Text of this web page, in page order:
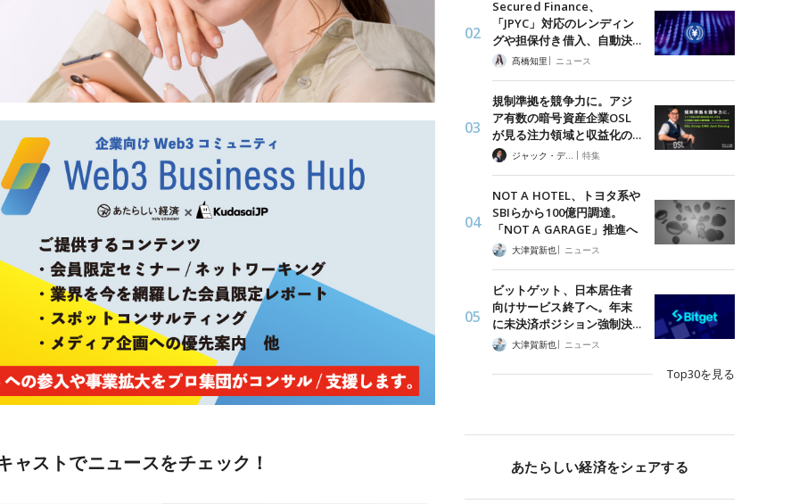
ャストでニュースをチェック！
Secured Finance、
「JPYC」対応のレンディン
グや担保付き借入、自動決…
髙橋知里 | ニュース
規制準拠を競争力に。アジ
ア有数の暗号資産企業OSL
が見る注力領域と収益化の…
ジャック・デロン（Jack Derong） | 特集
NOT A HOTEL、トヨタ系や
SBIらから100億円調達。
「NOT A GARAGE」推進へ
大津賀新也| ニュース
ビットゲット、日本居住者
向けサービス終了へ。年末
に未決済ポジション強制決…
大津賀新也| ニュース
Top30を見る
あたらしい経済をシェアする